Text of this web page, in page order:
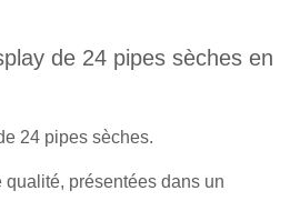
de 24 pipes sèches en
24 pipes sèches.
qualité, présentées dans un